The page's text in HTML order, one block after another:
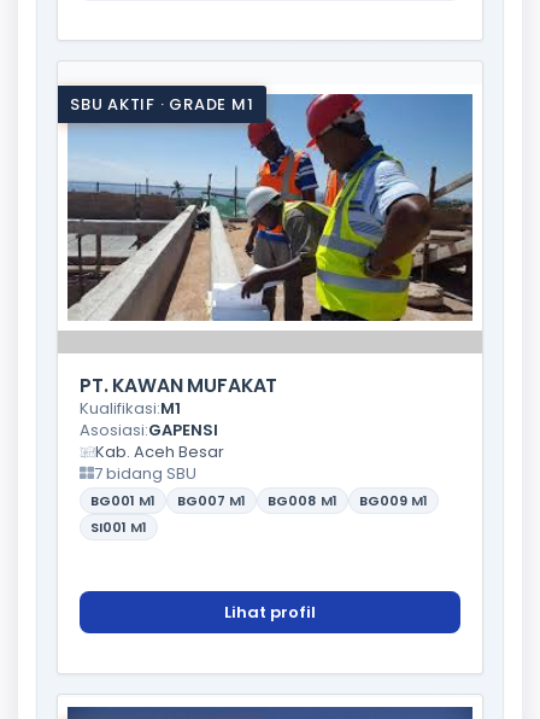
SBU AKTIF · GRADE M1
PT. KAWAN MUFAKAT
Kualifikasi:M1
Asosiasi:GAPENSI
Kab. Aceh Besar
7 bidang SBU
BG001 M1 BG007 M1 BG008 M1 BG009 M1
SI001 M1
Lihat profil